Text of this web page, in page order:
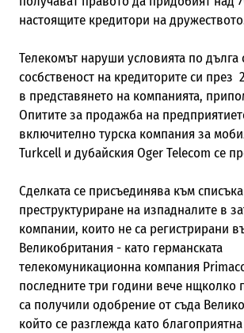
настоящите кредитори на
Телекомът наруши условията по дълга
сосбственост на кредиторите си през
в представянето на компанията,
Опитите за продажба на
включително турска компания за
Turkcell и дубайския Oger Telecom се
Сделката се присъединява към
преструктуриране на изпадналите в
компании, които не са регистрирани
Великобритания - като германската
телекомуникационна компания
последните три години вече нщколко
са получили одобрение от съда
който се разглежда като